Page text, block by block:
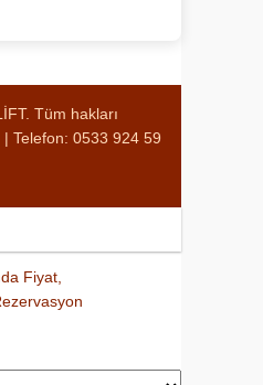
Tüm hakları
| Telefon: 0533 924 59
Fiyat,